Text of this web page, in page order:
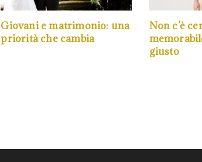
Giovani e matrimonio: una
priorità che cambia
Non c’è
giusto